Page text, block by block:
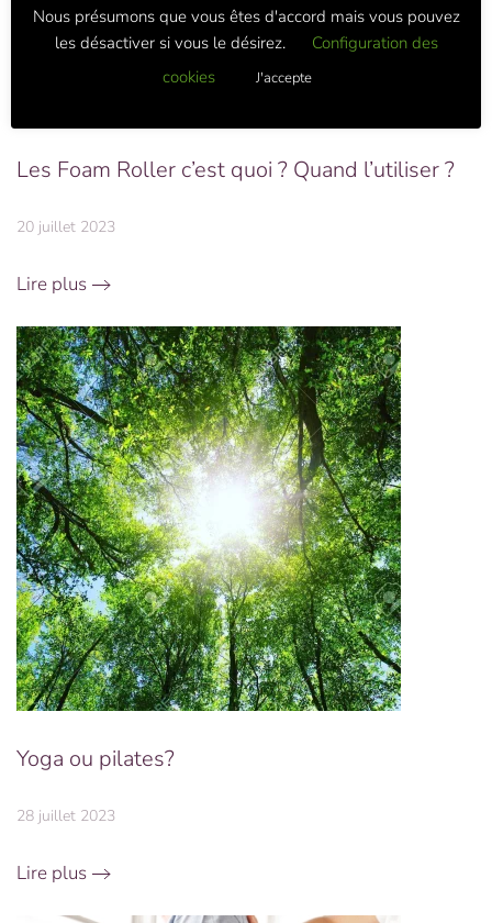
Les Foam Roller c’est quoi ? Quand l’utiliser ?
20 juillet 2023
Lire plus
Yoga ou pilates?
28 juillet 2023
Lire plus
Nous présumons que vous êtes d'accord mais vous pouvez
les désactiver si vous le désirez.
Configuration des
cookies
J'accepte